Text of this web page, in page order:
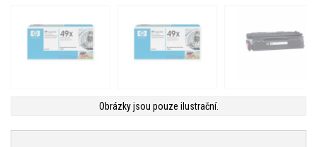
Obrázky jsou pouze ilustrační.